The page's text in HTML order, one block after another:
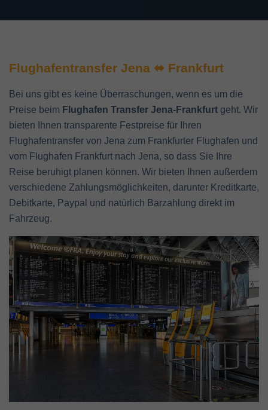
Flughafentransfer Jena ⬌ Frankfurt
Bei uns gibt es keine Überraschungen, wenn es um die
Preise beim Flughafen Transfer Jena-Frankfurt geht. Wir
bieten Ihnen transparente Festpreise für Ihren
Flughafentransfer von Jena zum Frankfurter Flughafen und
vom Flughafen Frankfurt nach Jena, so dass Sie Ihre
Reise beruhigt planen können. Wir bieten Ihnen außerdem
verschiedene Zahlungsmöglichkeiten, darunter Kreditkarte,
Debitkarte, Paypal und natürlich Barzahlung direkt im
Fahrzeug.